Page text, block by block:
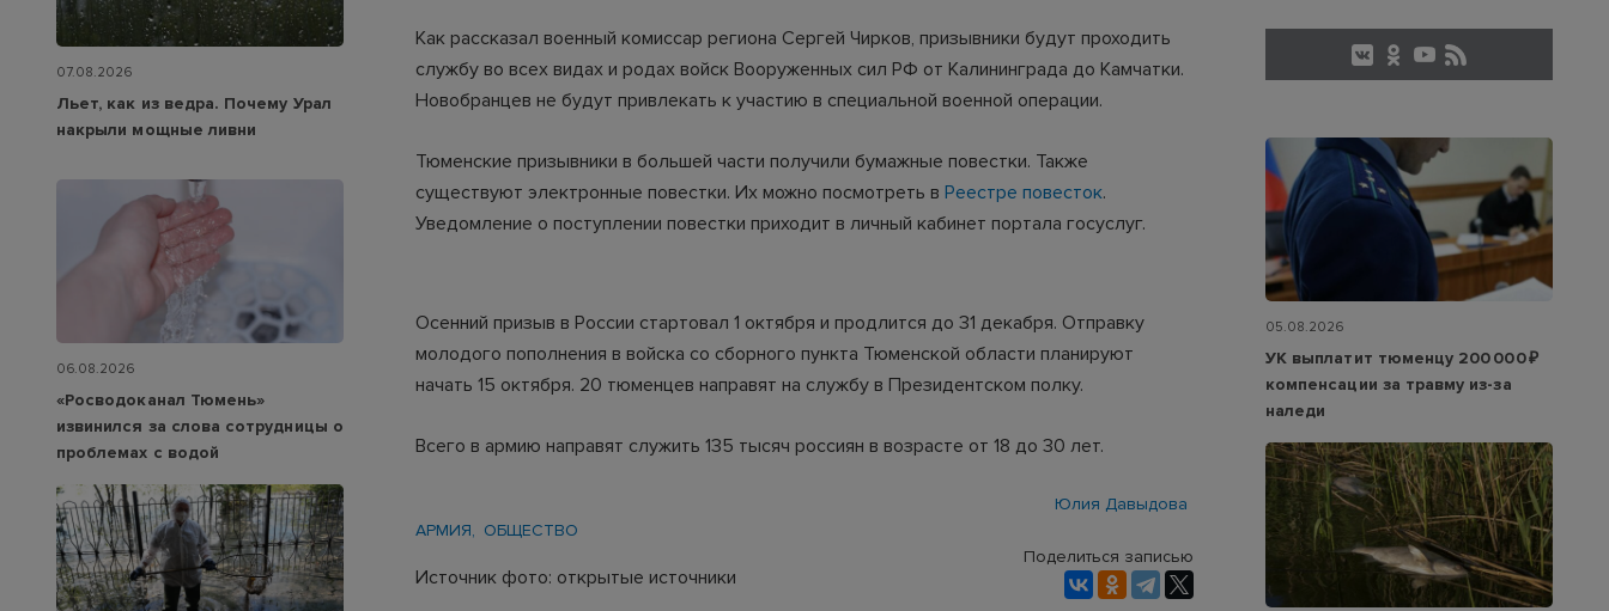
Как рассказал военный комиссар региона Сергей Чирков, призывники будут проходить
службу во всех видах и родах войск Вооруженных сил РФ от Калининграда до Камчатки.
Новобранцев не будут привлекать к участию в специальной военной операции.
Тюменские призывники в большей части получили бумажные повестки. Также
существуют электронные повестки. Их можно посмотреть в Реестре повесток.
Уведомление о поступлении повестки приходит в личный кабинет портала госуслуг.
Осенний призыв в России стартовал 1 октября и продлится до 31 декабря. Отправку
молодого пополнения в войска со сборного пункта Тюменской области планируют
начать 15 октября. 20 тюменцев направят на службу в Президентском полку.
Всего в армию направят служить 135 тысяч россиян в возрасте от 18 до 30 лет.
Юлия Давыдова
АРМИЯ
ОБЩЕСТВО
Источник фото: открытые источники
Поделиться записью
07.08.2026
Льет, как из ведра. Почему Урал
накрыли мощные ливни
06.08.2026
«Росводоканал Тюмень»
извинился за слова сотрудницы о
проблемах с водой
05.08.2026
УК выплатит тюменцу 200 000 ₽
компенсации за травму из-за
наледи